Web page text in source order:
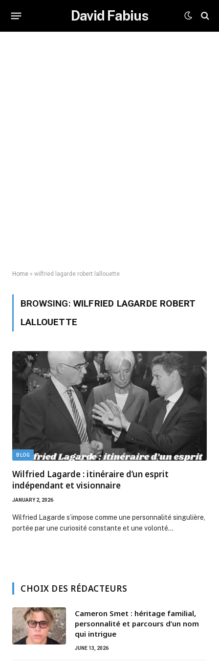
David Fabius
Home » wilfried lagarde robert lallouette
BROWSING: WILFRIED LAGARDE ROBERT
LALLOUETTE
BLOG
Wilfried Lagarde : itinéraire d’un esprit
indépendant et visionnaire
JANUARY 2, 2026
Wilfried Lagarde s’impose comme une personnalité singulière,
portée par une curiosité constante et une volonté…
CHOIX DES RÉDACTEURS
Cameron Smet : héritage familial,
personnalité et parcours d’un nom
qui intrigue
JUNE 13, 2026